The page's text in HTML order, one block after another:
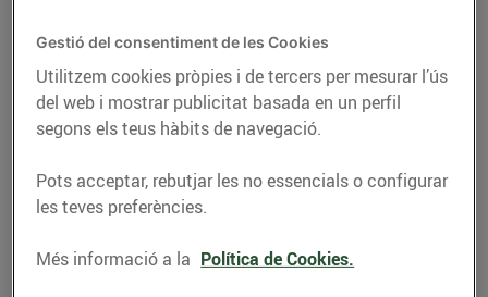
CONSELLS I HÀBITS SALUDABLES
Com tenir la nevera
ben endreçada
Gestió del consentiment de les Cookies
Utilitzem cookies pròpies i de tercers per mesurar l’ús
del web i mostrar publicitat basada en un perfil
segons els teus hàbits de navegació.
Pots acceptar, rebutjar les no essencials o configurar
les teves preferències.
Més informació a la Política de Cookies.